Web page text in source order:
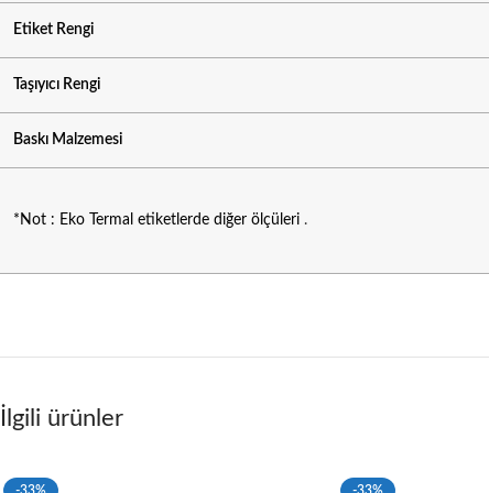
Etiket Rengi
Taşıyıcı Rengi
Baskı Malzemesi
*Not : Eko Termal etiketlerde diğer ölçüleri .
İlgili ürünler